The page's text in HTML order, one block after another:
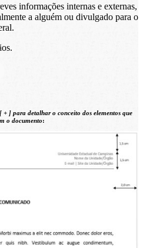
informações internas e externas,
a alguém ou divulgado para o
+ ] para detalhar o conceito dos elementos que
o documento: